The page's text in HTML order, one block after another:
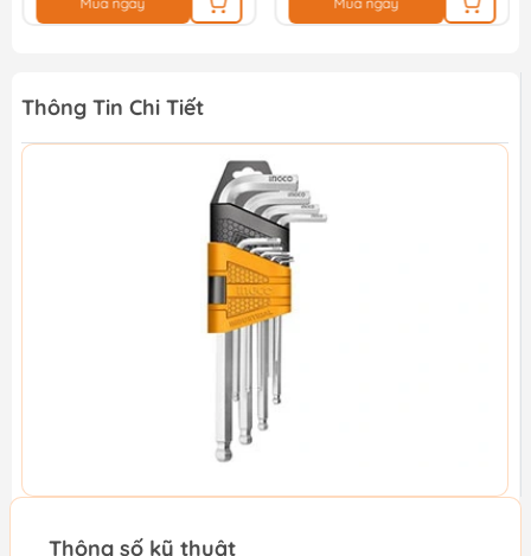
Thông Tin Chi Tiết
Thông số kỹ thuật